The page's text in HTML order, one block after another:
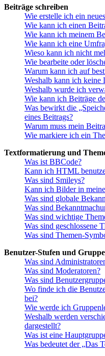
Beiträge schreiben
Wie erstelle ich ein
Wie kann ich einen
Wie kann ich meinem
Wie kann ich eine
Wieso kann ich nicht
Wie bearbeite oder
Warum kann ich auf
Weshalb kann ich keine
Weshalb wurde ich
Wie kann ich Beiträge
Was bewirkt die
eines Beitrags?
Warum muss mein
Wie markiere ich ein
Textformatierung und
Was ist BBCode?
Kann ich HTML
Was sind Smileys?
Kann ich Bilder in
Was sind globale
Was sind
Was sind wichtige
Was sind geschlossene
Was sind Themen-
Benutzer-Stufen und
Was sind
Was sind Moderatoren?
Was sind
Wo finde ich die
bei?
Wie werde ich
Weshalb werden
dargestellt?
Was ist eine
Was bedeutet der „Das